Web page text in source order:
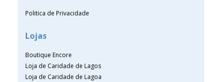
Politica de Privacidade
Lojas
Boutique Encore
Loja de Caridade de Lagos
Loja de Caridade de Lagoa